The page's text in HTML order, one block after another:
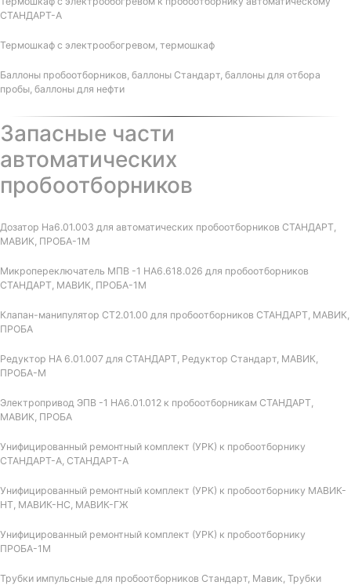
СТАНДАРТ-А
Термошкаф с электрообогревом, термошкаф
Баллоны пробоотборников, баллоны Стандарт, баллоны для отбора
пробы, баллоны для нефти
Запасные части
автоматических
пробоотборников
Дозатор На6.01.003 для автоматических пробоотборников СТАНДАРТ,
МАВИК, ПРОБА-1М
Микропереключатель МПВ -1 НА6.618.026 для пробоотборников
СТАНДАРТ, МАВИК, ПРОБА-1М
Клапан-манипулятор СТ2.01.00 для пробоотборников СТАНДАРТ, МАВИК,
ПРОБА
Редуктор НА 6.01.007 для СТАНДАРТ, Редуктор Стандарт, МАВИК,
ПРОБА-М
Электропривод ЭПВ -1 НА6.01.012 к пробоотборникам СТАНДАРТ,
МАВИК, ПРОБА
Унифицированный ремонтный комплект (УРК) к пробоотборнику
СТАНДАРТ-А, СТАНДАРТ-А
Унифицированный ремонтный комплект (УРК) к пробоотборнику МАВИК-
НТ, МАВИК-НС, МАВИК-ГЖ
Унифицированный ремонтный комплект (УРК) к пробоотборнику
ПРОБА-1М
Трубки импульсные для пробоотборников Стандарт, Мавик, Трубки